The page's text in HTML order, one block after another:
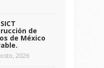
de
de México
2026